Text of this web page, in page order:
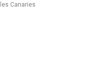
Canaries